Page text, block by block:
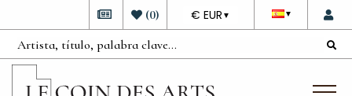
▼
DEVISE
€ EUR ▼
(0)